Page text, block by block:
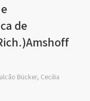
de
Bücker, Cecilia